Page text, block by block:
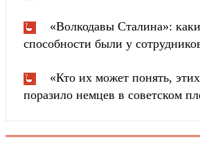
«Волкодавы Сталина»:
способности были у
«Кто их может понять,
поразило немцев в советском